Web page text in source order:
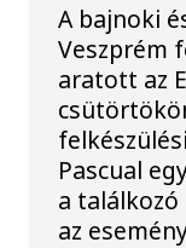
A bajnoki
Veszprém
aratott az
Pascual
a
az